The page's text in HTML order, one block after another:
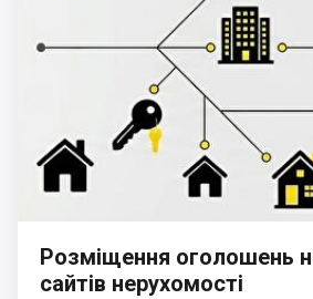
Розміщення оголошень
сайтів нерухомості